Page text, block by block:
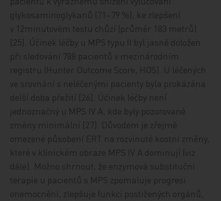
glykosaminoglykanů (71–79 %), ke zlepšení
v 12minutovém testu chůzí (průměr 183 metrů)
[25]. Účinek léčby u MPS typu II byl jasně doložen
při sledování 788 pacientů v mezinárodním
registru (Hunter Outcome Score, HOS). U léčených
ve srovnání s neléčenými pacienty byla prokázána
delší doba přežití [26]. Účinek léčby není
jednoznačný u MPS IV A, kde byly pozorované
změny minimální [27]. Důvodem je zřejmě
omezené působení ERT na rozvinuté kostní změny,
které v klinickém obraze MPS IV A dominují (viz
dále). Možno shrnout, že enzymová substituční
terapie u pacientů s MPS zpomaluje progresi
onemocnění, zlepšuje funkci postižených orgánů,